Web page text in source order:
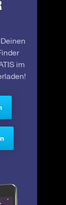
im